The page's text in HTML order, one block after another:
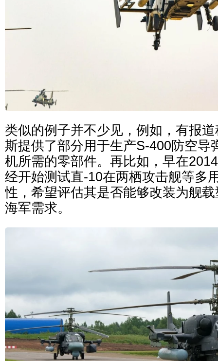
类似的例子并不少见，例如，有报
斯提供了部分用于生产S-400防空导
机所需的零部件。再比如，早在
经开始测试直-10在两栖攻击舰等多
性，希望评估其是否能够改装为舰
海军需求。